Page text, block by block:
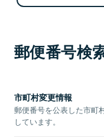
郵便番号検
市町村変更情報
郵便番号を公表した市町
しています。